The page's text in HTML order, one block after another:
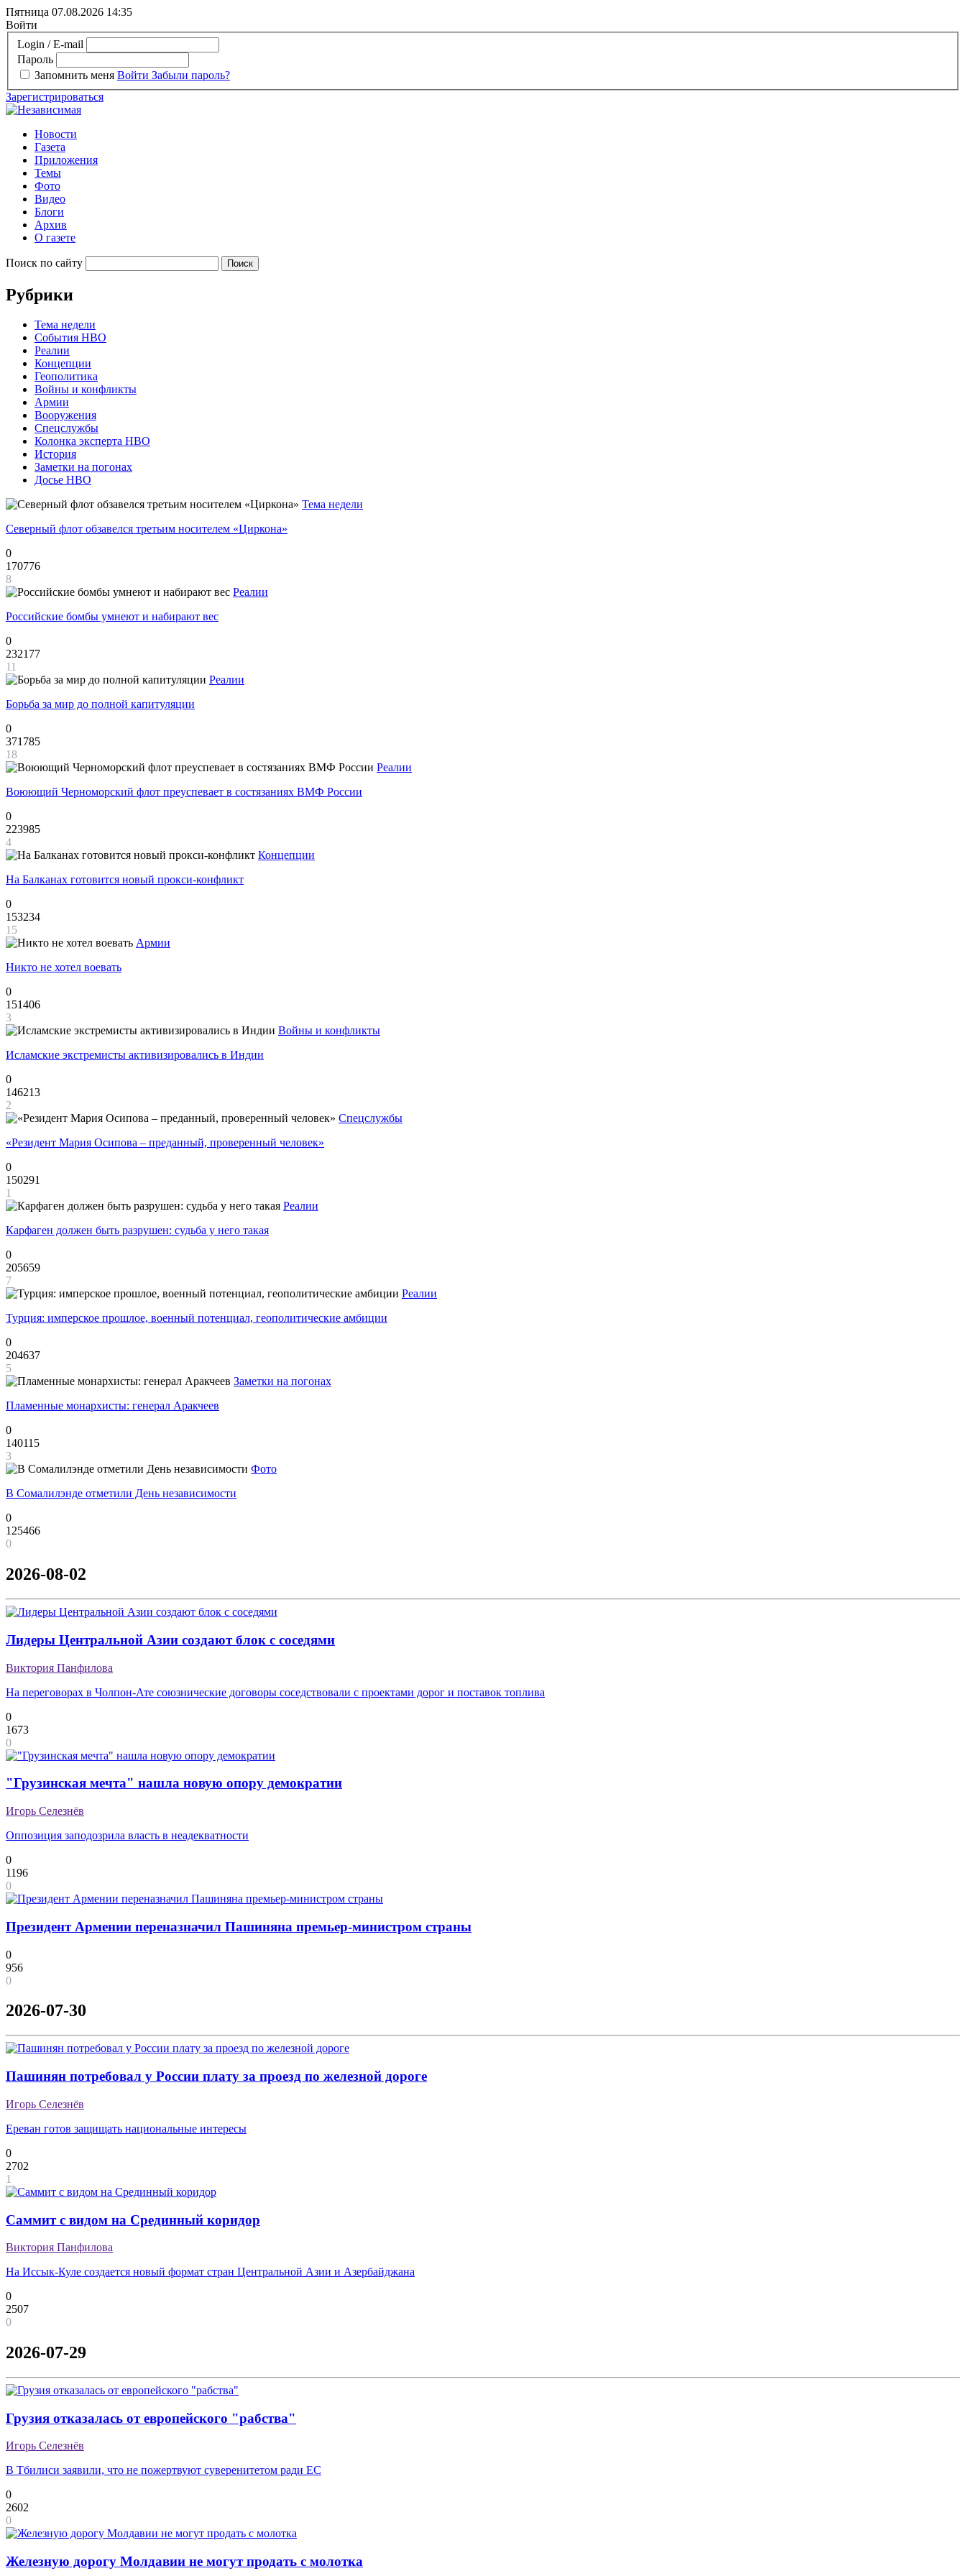
Пятница 07.08.2026 14:35
Войти
Login / E-mail
Пароль
Запомнить меня Войти Забыли пароль?
Зарегистрироваться
Новости
Газета
Приложения
Темы
Фото
Видео
Блоги
Архив
О газете
Поиск по сайту
Рубрики
Тема недели
События НВО
Реалии
Концепции
Геополитика
Войны и конфликты
Армии
Вооружения
Спецслужбы
Колонка эксперта НВО
История
Заметки на погонах
Досье НВО
Тема недели
Северный флот обзавелся третьим носителем «Циркона»
0
170776
8
Реалии
Российские бомбы умнеют и набирают вес
0
232177
11
Реалии
Борьба за мир до полной капитуляции
0
371785
18
Реалии
Воюющий Черноморский флот преуспевает в состязаниях ВМФ России
0
223985
4
Концепции
На Балканах готовится новый прокси-конфликт
0
153234
15
Армии
Никто не хотел воевать
0
151406
3
Войны и конфликты
Исламские экстремисты активизировались в Индии
0
146213
2
Спецслужбы
«Резидент Мария Осипова – преданный, проверенный человек»
0
150291
1
Реалии
Карфаген должен быть разрушен: судьба у него такая
0
205659
7
Реалии
Турция: имперское прошлое, военный потенциал, геополитические амбиции
0
204637
5
Заметки на погонах
Пламенные монархисты: генерал Аракчеев
0
140115
3
Фото
В Сомалилэнде отметили День независимости
0
125466
0
2026-08-02
Лидеры Центральной Азии создают блок с соседями
Виктория Панфилова
На переговорах в Чолпон-Ате союзнические договоры соседствовали с проектами дорог и поставок топлива
0
1673
0
"Грузинская мечта" нашла новую опору демократии
Игорь Селезнёв
Оппозиция заподозрила власть в неадекватности
0
1196
0
Президент Армении переназначил Пашиняна премьер-министром страны
0
956
0
2026-07-30
Пашинян потребовал у России плату за проезд по железной дороге
Игорь Селезнёв
Ереван готов защищать национальные интересы
0
2702
1
Саммит с видом на Срединный коридор
Виктория Панфилова
На Иссык-Куле создается новый формат стран Центральной Азии и Азербайджана
0
2507
0
2026-07-29
Грузия отказалась от европейского "рабства"
Игорь Селезнёв
В Тбилиси заявили, что не пожертвуют суверенитетом ради ЕС
0
2602
0
Железную дорогу Молдавии не могут продать с молотка